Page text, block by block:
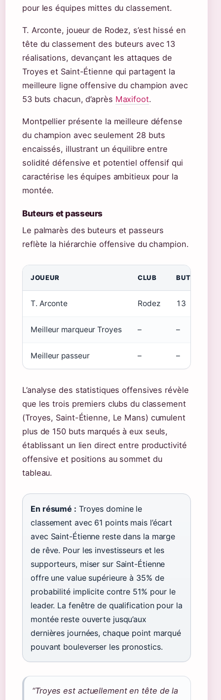
pour les équipes mittes du classement.
T. Arconte, joueur de Rodez, s’est hissé en
tête du classement des buteurs avec 13
réalisations, devançant les attaques de
Troyes et Saint-Étienne qui partagent la
meilleure ligne offensive du champion avec
53 buts chacun, d’après Maxifoot.
Montpellier présente la meilleure défense
du champion avec seulement 28 buts
encaissés, illustrant un équilibre entre
solidité défensive et potentiel offensif qui
caractérise les équipes ambitieux pour la
montée.
Buteurs et passeurs
Le palmarès des buteurs et passeurs
reflète la hiérarchie offensive du champion.
JOUEUR CLUB BUTS
T. Arconte Rodez 13
Meilleur marqueur Troyes – –
Meilleur passeur – –
L’analyse des statistiques offensives révèle
que les trois premiers clubs du classement
(Troyes, Saint-Étienne, Le Mans) cumulent
plus de 150 buts marqués à eux seuls,
établissant un lien direct entre productivité
offensive et positions au sommet du
tableau.
En résumé : Troyes domine le
classement avec 61 points mais l’écart
avec Saint-Étienne reste dans la marge
de rêve. Pour les investisseurs et les
supporteurs, miser sur Saint-Étienne
offre une value supérieure à 35% de
probabilité implicite contre 51% pour le
leader. La fenêtre de qualification pour la
montée reste ouverte jusqu’aux
dernières journées, chaque point marqué
pouvant bouleverser les pronostics.
“Troyes est actuellement en tête de la